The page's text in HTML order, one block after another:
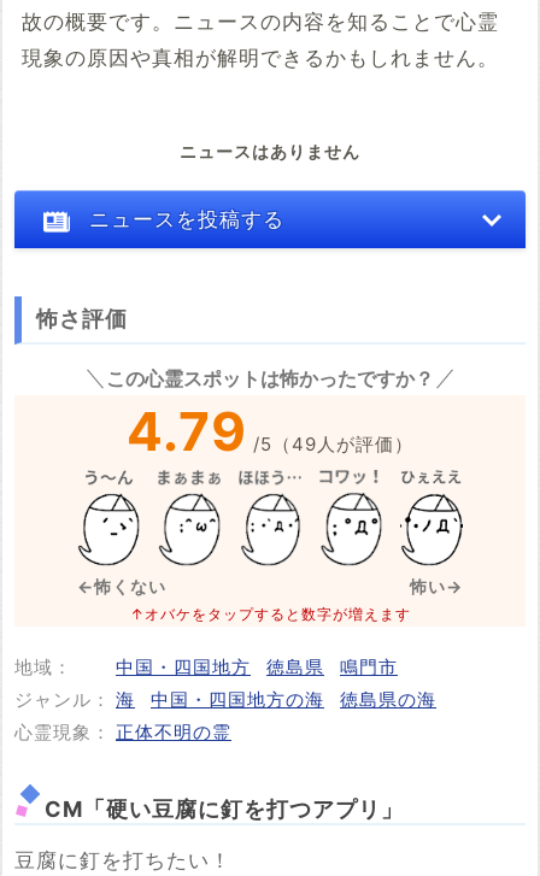
故の概要です。ニュースの内容を知ることで心霊
現象の原因や真相が解明できるかもしれません。
ニュースはありません
ニュースを投稿する
※心霊体験談や怖い話はコメント欄での投稿をお願いします。
※事件・事故の内容 必須
※事件・事故が起きた日付 必須
怖さ評価
この心霊スポットは怖かったですか？
4.79 /5 （ 49人が評価）
←怖くない 怖い→
↑オバケをタップすると数字が増えます
地域： 中国・四国地方 徳島県
鳴門市
ジャンル： 海 中国・四国地方の海
徳島県の海
心霊現象：
正体不明の霊
CM「硬い豆腐に釘を打つアプリ」
豆腐に釘を打ちたい！